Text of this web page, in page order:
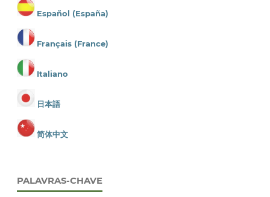
Español (España)
Français (France)
Italiano
日本語
简体中文
PALAVRAS-CHAVE